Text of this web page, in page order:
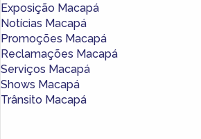
Exposição Macapá
Notícias Macapá
Promoções Macapá
Reclamações Macapá
Serviços Macapá
Shows Macapá
Trânsito Macapá